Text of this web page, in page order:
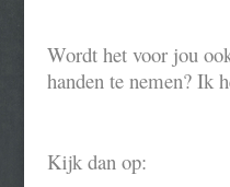
Wordt het voor jou
handen te nemen? Ik
Kijk dan op: